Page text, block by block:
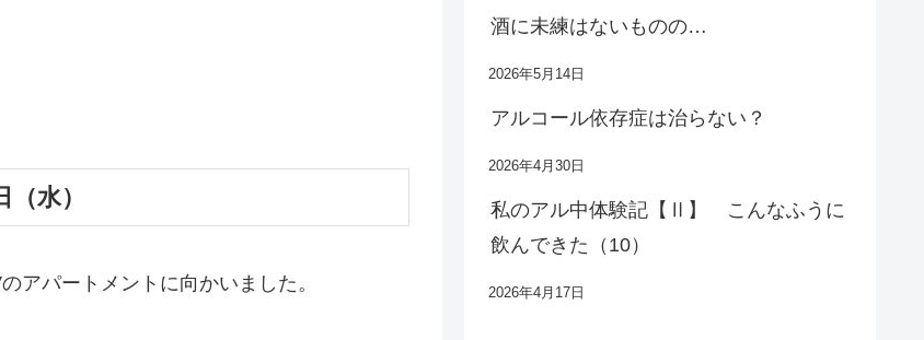
水）
アパートメントに向かいました。
酒に未練はないものの…
2026年5月14日
アルコール依存症は治らない？
2026年4月30日
私のアル中体験記【Ⅱ】 こんなふうに
飲んできた（10）
2026年4月17日